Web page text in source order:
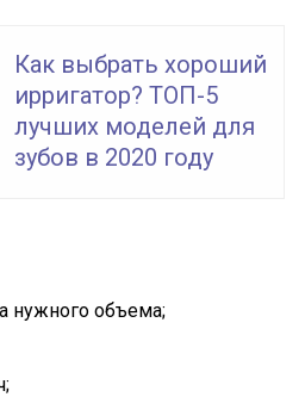
Как выбрать хороший
ирригатор? ТОП-5
лучших моделей для
зубов в 2020 году
нужного объема;